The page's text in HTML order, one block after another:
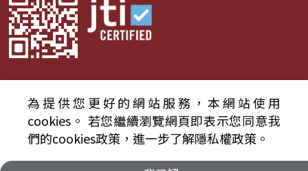
© 2024財團法人中央廣播電臺 版權所有
資通安全政策聲明
服務條款 隱私權條款
為提供您更好的網站服務，本網站使用
cookies。 若您繼續瀏覽網頁即表示您同意我
們的cookies政策，進一步了解隱私權政策。